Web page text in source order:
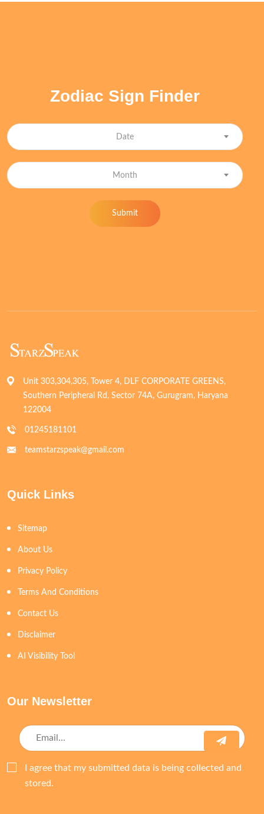
Zodiac Sign Finder
Date
Month
Submit
Unit 303,304,305, Tower 4, DLF CORPORATE GREENS,
Southern Peripheral Rd, Sector 74A, Gurugram, Haryana
122004
01245181101
teamstarzspeak@gmail.com
Quick Links
Sitemap
About Us
Privacy Policy
Terms And Conditions
Contact Us
Disclaimer
AI Visibility Tool
Our Newsletter
I agree that my submitted data is being collected and
stored.